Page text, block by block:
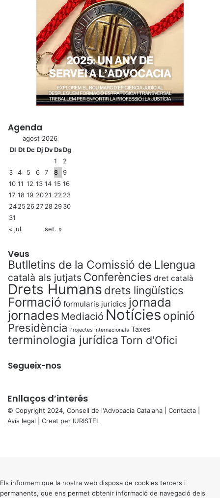
Agenda
agost 2026
Dl DtDc Dj DvDsDg
1
2
3
4 5 6 7 8
9
10 11 12 13 14 15 16
17 18 19 2021 22 23
2425 26 27 28 2930
31
« jul.
set. »
Veus
Butlletins de la Comissió de Llengua
català als jutjats Conferències dret català
Drets Humans drets lingüístics
Formació formularis jurídics jornada
jornades Mediació Notícies opinió
Presidència Projectes Internacionals Taxes
terminologia jurídica Torn d'Ofici
Segueix-nos
Enllaços d’interés
© Copyright 2024, Consell de l'Advocacia Catalana | Contacta
Avís legal | Creat per IURISTEL
button
Els informem que la nostra web disposa de cookies tercers i
permanents, que ens permet obtenir informació de navegació dels